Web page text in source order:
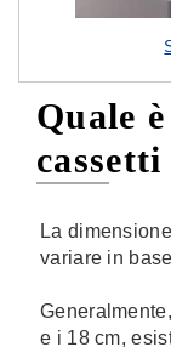
Quale
La
variare in
e i 18 cm,